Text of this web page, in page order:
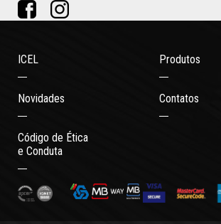
ICEL Produtos
Novidades Contatos
Código de Ética
e Conduta